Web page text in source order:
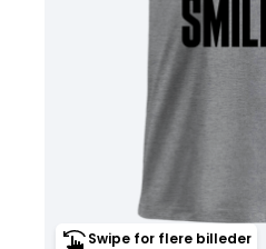
Swipe for flere billeder